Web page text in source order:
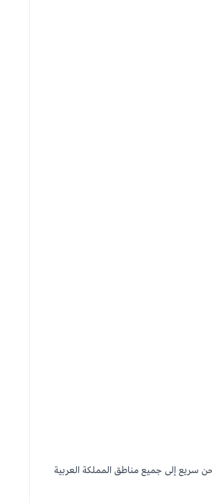
سريع إلى جميع مناطق المملكة العربية